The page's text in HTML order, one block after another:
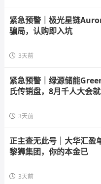
紧急预警｜极光星链
骗局，认购即入坑
3天前
紧急预警｜绿源储能
氏传销盘，8月千人大会就
3天前
正主查无此号｜大华汇盈
黎狮集团，你的本金已
3天前